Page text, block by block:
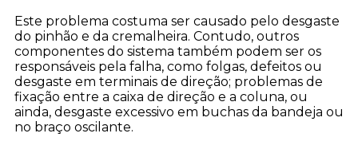
Este problema costuma ser causado pelo desgaste
do pinhão e da cremalheira. Contudo, outros
componentes do sistema também podem ser os
responsáveis pela falha, como folgas, defeitos ou
desgaste em terminais de direção; problemas de
fixação entre a caixa de direção e a coluna, ou
ainda, desgaste excessivo em buchas da bandeja ou
no braço oscilante.